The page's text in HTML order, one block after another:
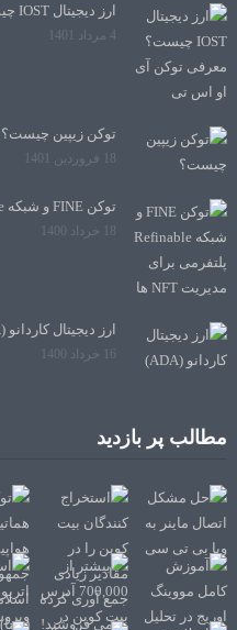
ارز دیجیتال IOST چیست؟ معرفی توکن آی او اس تی
4 مرداد 1401
توکن زیپین چیست؟
18 فروردین 1401
توکن FINE و شبکه Refinable پلتفرمی برای مدیریت NFT ها
18 خرداد 1400
ارز دیجیتال کاردانو (ADA)
16 خرداد 1400
مطالب پر بازدید